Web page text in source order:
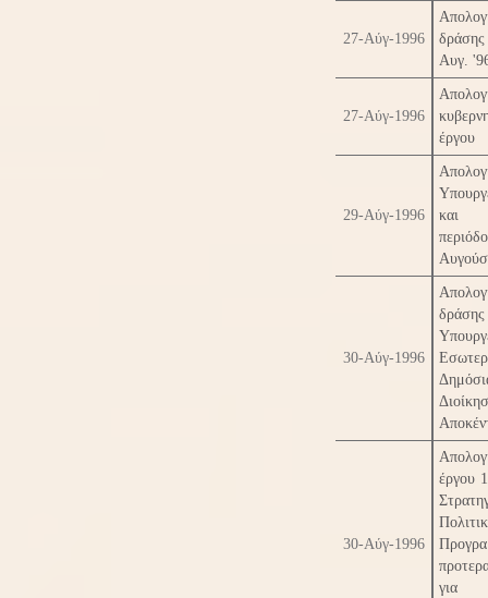
27-Αύγ-1996
Αυγ.
27-Αύγ-1996
έργου
29-Αύγ-1996
και
30-Αύγ-1996
δράσης
30-Αύγ-1996
έργου
για